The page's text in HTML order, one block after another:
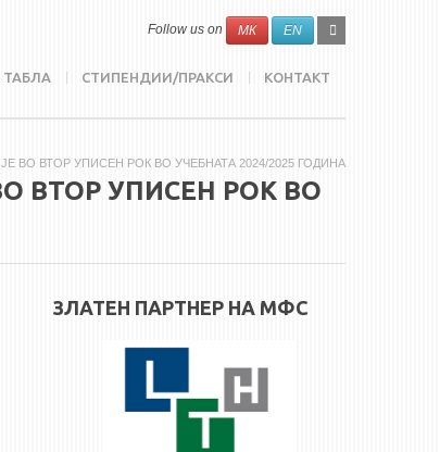
SEARCH
FORM
Search
Follow us on МК EN
ТАБЛА СТИПЕНДИИ/ПРАКСИ КОНТАКТ
ВТОР УПИСЕН РОК ВО УЧЕБНАТА 2024/2025 ГОДИНА
ВТОР УПИСЕН РОК ВО
ЗЛАТЕН ПАРТНЕР НА МФС